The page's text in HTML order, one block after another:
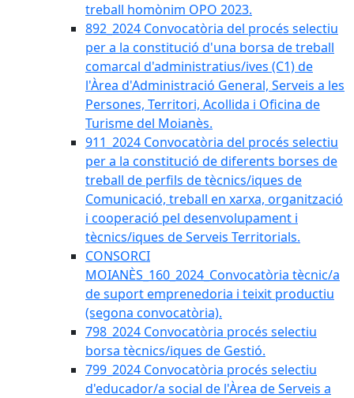
treball homònim OPO 2023.
892_2024 Convocatòria del procés selectiu
per a la constitució d'una borsa de treball
comarcal d'administratius/ives (C1) de
l'Àrea d'Administració General, Serveis a les
Persones, Territori, Acollida i Oficina de
Turisme del Moianès.
911_2024 Convocatòria del procés selectiu
per a la constitució de diferents borses de
treball de perfils de tècnics/iques de
Comunicació, treball en xarxa, organització
i cooperació pel desenvolupament i
tècnics/iques de Serveis Territorials.
CONSORCI
MOIANÈS_160_2024_Convocatòria tècnic/a
de suport emprenedoria i teixit productiu
(segona convocatòria).
798_2024 Convocatòria procés selectiu
borsa tècnics/iques de Gestió.
799_2024 Convocatòria procés selectiu
d'educador/a social de l'Àrea de Serveis a